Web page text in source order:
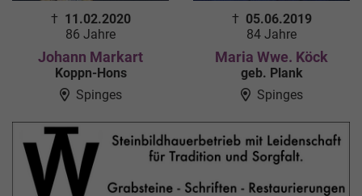
† 11.02.2020
86 Jahre
Johann Markart
Koppn-Hons
Spinges
† 05.06.2019
84 Jahre
Maria Wwe. Köck
geb. Plank
Spinges